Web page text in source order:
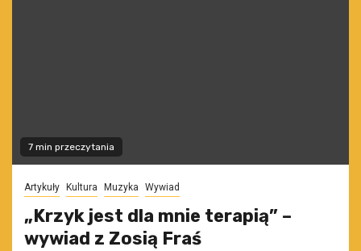
7 min przeczytania
Artykuły Kultura Muzyka Wywiad
„Krzyk jest dla mnie terapią” –
wywiad z Zosią Fraś